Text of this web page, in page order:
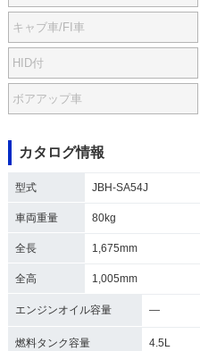
キャブ車/FI車
HID付
ボアアップ車
カタログ情報
型式 JBH-SA54J
車両重量 80kg
全長 1,675mm
全高 1,005mm
エンジンオイル容量 ―
燃料タンク容量 4.5L